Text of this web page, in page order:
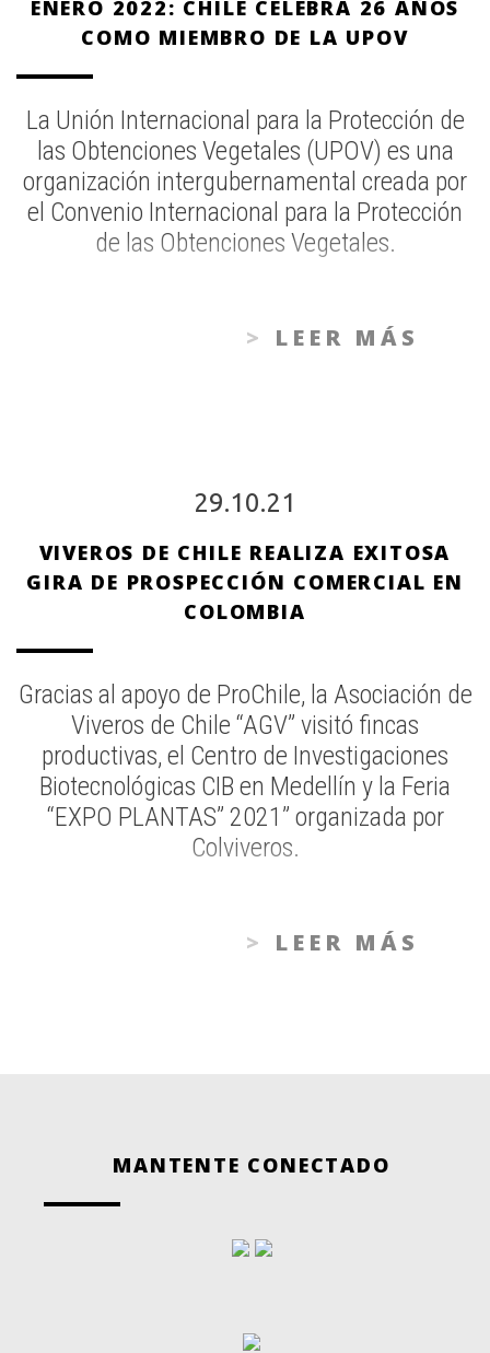
ENERO 2022: CHILE CELEBRA 26 AÑOS
COMO MIEMBRO DE LA UPOV
La Unión Internacional para la Protección de
las Obtenciones Vegetales (UPOV) es una
organización intergubernamental creada por
el Convenio Internacional para la Protección
de las Obtenciones Vegetales.
LEER MÁS
29.10.21
VIVEROS DE CHILE REALIZA EXITOSA
GIRA DE PROSPECCIÓN COMERCIAL EN
COLOMBIA
Gracias al apoyo de ProChile, la Asociación de
Viveros de Chile “AGV” visitó fincas
productivas, el Centro de Investigaciones
Biotecnológicas CIB en Medellín y la Feria
“EXPO PLANTAS” 2021” organizada por
Colviveros.
LEER MÁS
MANTENTE CONECTADO